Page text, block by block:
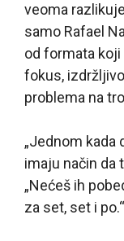
veoma
samo Rafael
od formata
fokus,
problema na
„Jednom kada
imaju način da
„Nećeš ih
za set, set i po.“